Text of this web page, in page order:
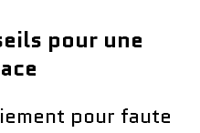
pour une
pour faute